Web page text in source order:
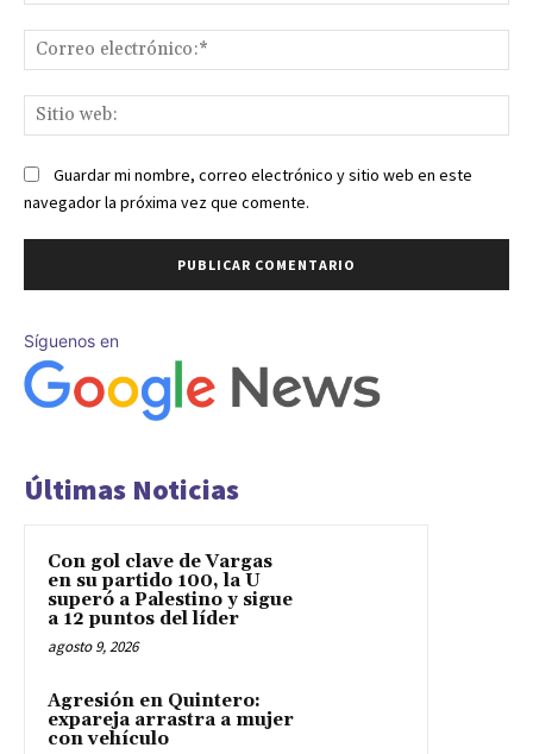
Guardar mi nombre, correo electrónico y sitio web en este
navegador la próxima vez que comente.
Síguenos en
Últimas Noticias
Con gol clave de Vargas
en su partido 100, la U
superó a Palestino y sigue
a 12 puntos del líder
agosto 9, 2026
Agresión en Quintero:
expareja arrastra a mujer
con vehículo